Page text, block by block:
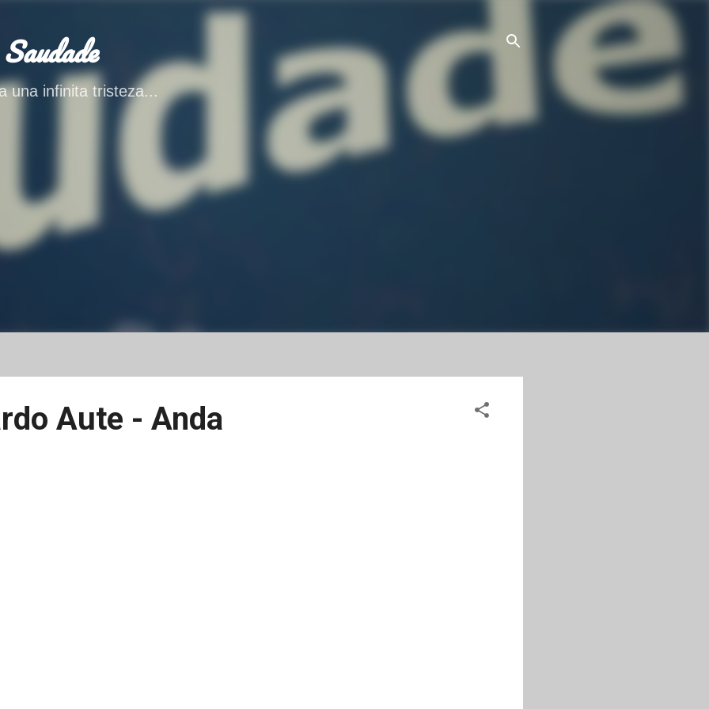
Ir al contenido principal
una infinita tristeza...
Aute - Anda